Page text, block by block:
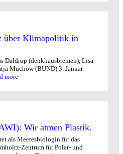
über Klimapolitik in
Daldrup (denkhausbremen), Lisa
Muchow (BUND) 3. Januar
more
Wir atmen Plastik.
als Meeresbiologin für das
Zentrum für Polar- und